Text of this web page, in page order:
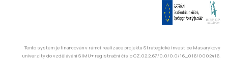
Tento systém je financován v rámci realizace projektu Strategické investice Masarykovy
univerzity do vzdělávání SIMU+ registrační číslo CZ.02.2.67/0.0/0.0/16_016/0002416.